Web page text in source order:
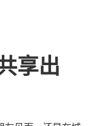
享出